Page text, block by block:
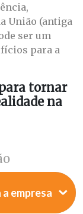
União (antiga
ser um
para a
tornar
na
empresa